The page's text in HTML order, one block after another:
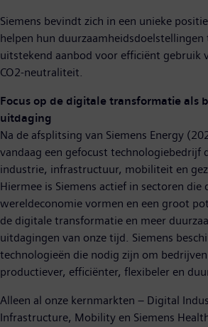
Siemens bevindt zich in een unieke
helpen hun duurzaamheidsdoelstellingen
uitstekend aanbod voor efficiënt gebruik
CO2-neutraliteit.
Focus op de digitale transformatie als
uitdaging
Na de afsplitsing van Siemens Energy
vandaag een gefocust technologiebedrijf
industrie, infrastructuur, mobiliteit en
Hiermee is Siemens actief in sectoren die
wereldeconomie vormen en een groot
de digitale transformatie en meer
uitdagingen van onze tijd. Siemens
technologieën die nodig zijn om
productiever, efficiënter, flexibeler en
Alleen al onze kernmarkten – Digital
Infrastructure, Mobility en Siemens